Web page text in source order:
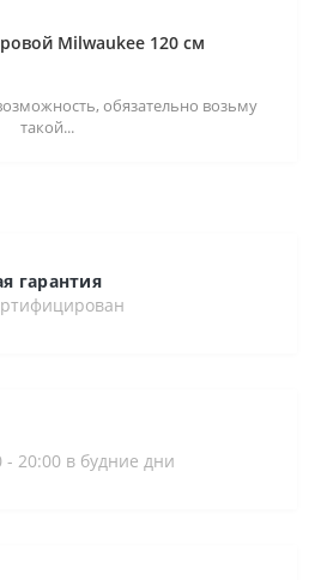
Milwaukee 120 см
обязательно возьму
такой...
гарантия
- 20:00 в будние дни